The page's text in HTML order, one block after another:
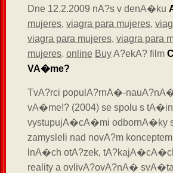
Dne 12.2.2009 nA?s v denA�ku
mujeres, viagra para mujeres,
viagra para mujeres, viagra para
mujeres. online BuyA?ekA? film
VA�me?
TvA?rci populA?rnA�-
vA�me!? (2004) se spolu s
vystupujA�cA�mi odbornA�ky
zamysleli nad novA?m
lnA�ch otA?zek,
reality a ovlivA?ovA?nA�